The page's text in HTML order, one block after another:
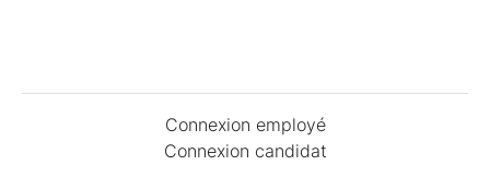
Connexion employé
Connexion candidat